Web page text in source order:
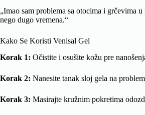
„Imao sam problema sa otocima i grčevima
nego dugo vremena.“
Kako Se Koristi Venisal Gel
Korak 1: Očistite i osušite kožu pre
Korak 2: Nanesite tanak sloj gela na
Korak 3: Masirajte kružnim pokretima